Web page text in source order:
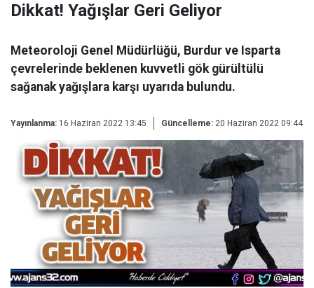
Dikkat! Yağışlar Geri Geliyor
Meteoroloji Genel Müdürlüğü, Burdur ve Isparta
çevrelerinde beklenen kuvvetli gök gürültülü
sağanak yağışlara karşı uyarıda bulundu.
Yayınlanma: 16 Haziran 2022 13:45 Güncelleme: 20 Haziran 2022 09:44